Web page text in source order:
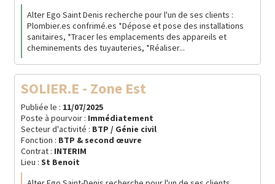
Alter Ego Saint Denis recherche pour l'un de ses clients :
Plombier.es confrimé.es *Dépose et pose des installations
sanitaires, *Tracer les emplacements des appareils et
cheminements des tuyauteries, *Réaliser...
SOLIER.E - Zone Est
Publiée le : 11/07/2025
Poste à pourvoir : Immédiatement
Secteur d'activité : BTP / Génie civil
Fonction : BTP & second œuvre
Contrat : INTERIM
Lieu : St Benoit